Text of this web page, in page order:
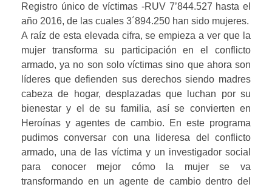
Registro único de víctimas -RUV 7’844.527 hasta el
año 2016, de las cuales 3´894.250 han sido mujeres.
A raíz de esta elevada cifra, se empieza a ver que la
mujer transforma su participación en el conflicto
armado, ya no son solo víctimas sino que ahora son
líderes que defienden sus derechos siendo madres
cabeza de hogar, desplazadas que luchan por su
bienestar y el de su familia, así se convierten en
Heroínas y agentes de cambio. En este programa
pudimos conversar con una lideresa del conflicto
armado, una de las víctima y un investigador social
para conocer mejor cómo la mujer se va
transformando en un agente de cambio dentro del